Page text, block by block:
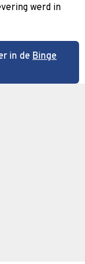
werd in
in de Binge